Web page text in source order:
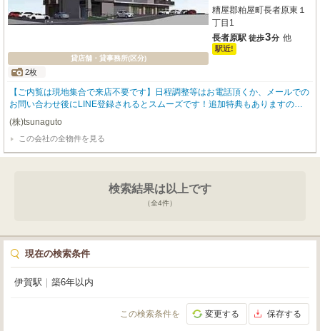
貸店舗・貸事務所(区分)
2枚
糟屋郡粕屋町長者原東１
丁目1
長者原駅 徒歩3分 他
駅近!
【ご内覧は現地集合で来店不要です】日程調整等はお電話頂くか、メールでの
お問い合わせ後にLINE登録されるとスムーズです！追加特典もありますので
詳細はお気軽にお問い合わせ下さい♪
(株)tsunaguto
この会社の全物件を見る
検索結果は以上です
（全4件）
現在の検索条件
伊賀駅 築6年以内
この検索条件を 変更する 保存する